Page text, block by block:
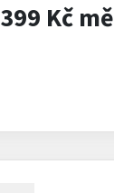
399 Kč